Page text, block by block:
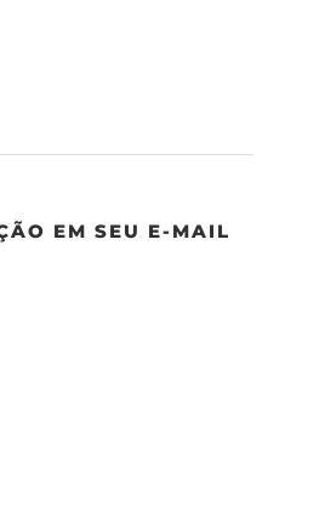
EM SEU E-MAIL